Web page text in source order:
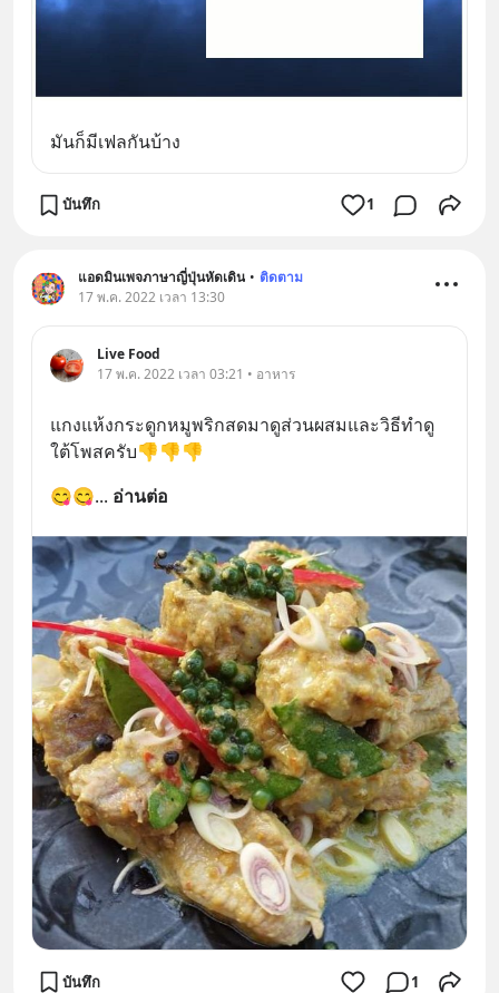
มันก็มีเฟลกันบ้าง
บันทึก 1
แอดมินเพจภาษาญี่ปุ่นหัดเดิน • ติดตาม
17 พ.ค. 2022 เวลา 13:30
Live Food
17 พ.ค. 2022 เวลา 03:21 • อาหาร
แกงแห้งกระดูกหมูพริกสดมาดูส่วนผสมและวิธีทำดู
ใต้โพสครับ👎👎👎
😋😋... อ่านต่อ
บันทึก 1